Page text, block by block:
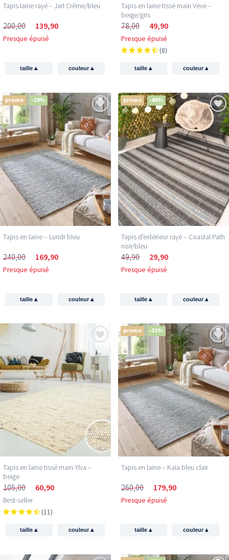
Tapis laine rayé – Jarl Crème/bleu
200,00 139,90
Presque épuisé
taille▴ couleur▴
Tapis en laine tissé main Veve –
beige/gris
78,00 49,90
Presque épuisé
(8)
taille▴ couleur▴
promo -29%
Tapis en laine – Lundr bleu
240,00 169,90
Presque épuisé
taille▴ couleur▴
promo -40%
Tapis d’extérieur rayé – Coastal Path
noir/bleu
49,90 29,90
Presque épuisé
taille▴ couleur▴
Tapis en laine tissé main Ylva –
beige
105,00 60,90
Best-seller
(11)
taille▴ couleur▴
promo -31%
Tapis en laine – Kaia bleu clair
260,00 179,90
Presque épuisé
taille▴ couleur▴